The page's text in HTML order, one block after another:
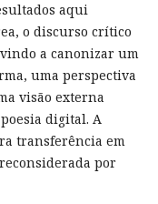
aqui
o discurso crítico
a canonizar um
uma perspectiva
visão externa
digital. A
transferência em
por